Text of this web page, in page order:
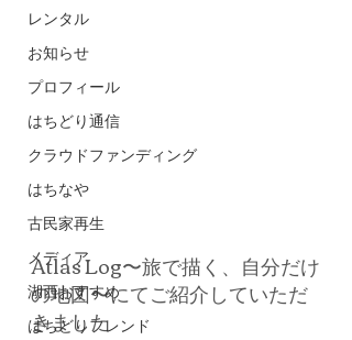
レンタル
お知らせ
プロフィール
はちどり通信
クラウドファンディング
はちなや
古民家再生
メディア
湖西おすすめ
はちどりフレンド
Atlas Log〜旅で描く、自分だけ
の地図〜にてご紹介していただ
きました